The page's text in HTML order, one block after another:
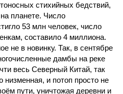
стихийных бедствий,
планете. Число
53 млн человек, число
составило 4 миллиона.
не в новинку. Так, в сентябре
дамбы на реке
весь Северный Китай, так
низменная, и потоп просто не
пути, уничтожая деревни и